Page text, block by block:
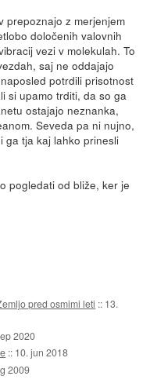
prepoznajo z merjenjem
določenih valovnih
vezi v molekulah. To
saj ne oddajajo
potrdili prisotnost
si upamo trditi, da so ga
ostajajo neznanka,
Seveda pa ni nujno,
ga tja kaj lahko prinesli
pogledati od bliže, ker je
pred osmimi leti :: 13.
2020
:: 10. jun 2018
2009